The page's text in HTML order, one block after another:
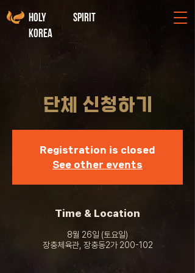
holy spirit
korea
단체 신청하기
Registration is closed
See other events
Time & Location
8월 26일 (토요일)
장충체육관, 장충동2가 200-102